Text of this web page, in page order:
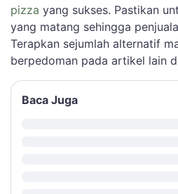
pizza yang sukses. Pastikan
yang matang sehingga
Terapkan sejumlah alternatif
berpedoman pada artikel lain
Baca Juga